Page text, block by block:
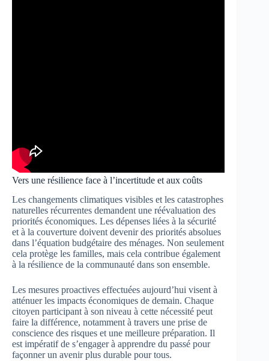
Vers une résilience face à l’incertitude et aux coûts
Les changements climatiques visibles et les catastrophes
naturelles récurrentes demandent une réévaluation des
priorités économiques. Les dépenses liées à la sécurité
et à la couverture doivent devenir des priorités absolues
dans l’équation budgétaire des ménages. Non seulement
cela protège les familles, mais cela contribue également
à la résilience de la communauté dans son ensemble.
Les mesures proactives effectuées aujourd’hui visent à
atténuer les impacts économiques de demain. Chaque
citoyen participant à son niveau à cette nécessité peut
faire la différence, notamment à travers une prise de
conscience des risques et une meilleure préparation. Il
est impératif de s’engager à apprendre du passé pour
façonner un avenir plus durable pour tous.